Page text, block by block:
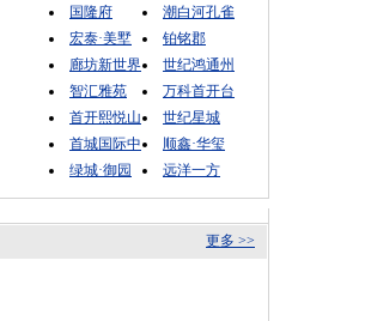
国隆府
潮白河孔雀
宏泰·美墅
铂铭郡
廊坊新世界
世纪鸿通州
智汇雅苑
万科首开台
首开熙悦山
世纪星城
首城国际中
顺鑫·华玺
绿城·御园
远洋一方
更多 >>